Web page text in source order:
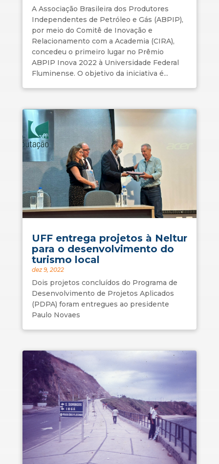
A Associação Brasileira dos Produtores
Independentes de Petróleo e Gás (ABPIP),
por meio do Comitê de Inovação e
Relacionamento com a Academia (CIRA),
concedeu o primeiro lugar no Prêmio
ABPIP Inova 2022 à Universidade Federal
Fluminense. O objetivo da iniciativa é...
UFF entrega projetos à Neltur
para o desenvolvimento do
turismo local
dez 9, 2022
Dois projetos concluídos do Programa de
Desenvolvimento de Projetos Aplicados
(PDPA) foram entregues ao presidente
Paulo Novaes